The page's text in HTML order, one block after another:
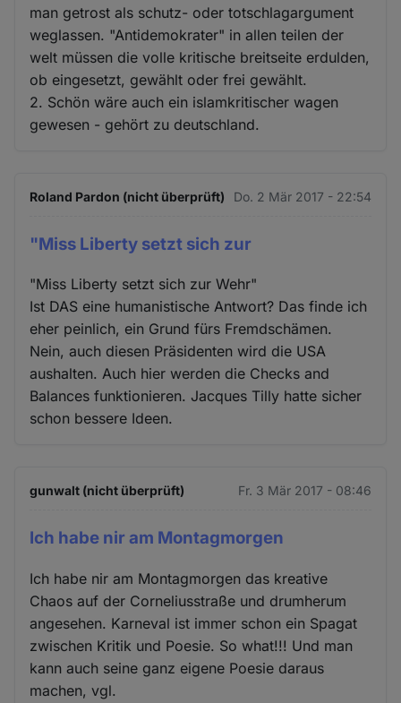
man getrost als schutz- oder totschlagargument
weglassen. "Antidemokrater" in allen teilen der
welt müssen die volle kritische breitseite erdulden,
ob eingesetzt, gewählt oder frei gewählt.
2. Schön wäre auch ein islamkritischer wagen
gewesen - gehört zu deutschland.
Roland Pardon (nicht überprüft) Do. 2 Mär 2017 - 22:54
"Miss Liberty setzt sich zur
"Miss Liberty setzt sich zur Wehr"
Ist DAS eine humanistische Antwort? Das finde ich
eher peinlich, ein Grund fürs Fremdschämen.
Nein, auch diesen Präsidenten wird die USA
aushalten. Auch hier werden die Checks and
Balances funktionieren. Jacques Tilly hatte sicher
schon bessere Ideen.
gunwalt (nicht überprüft) Fr. 3 Mär 2017 - 08:46
Ich habe nir am Montagmorgen
Ich habe nir am Montagmorgen das kreative
Chaos auf der Corneliusstraße und drumherum
angesehen. Karneval ist immer schon ein Spagat
zwischen Kritik und Poesie. So what!!! Und man
kann auch seine ganz eigene Poesie daraus
machen, vgl.